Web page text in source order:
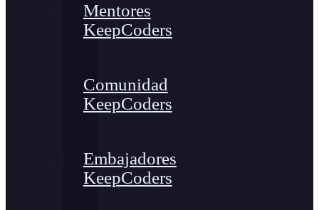
Mentores
KeepCoders
Comunidad
KeepCoders
Embajadores
KeepCoders